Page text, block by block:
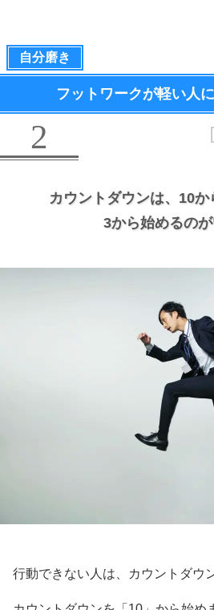
自分磨き
フットワークが軽い人
2
カウントダウンは、 10か
3から始めるのが
行動できない人は、カウントダウ